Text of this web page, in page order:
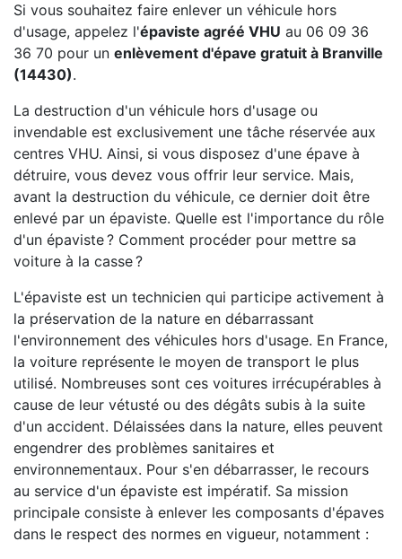
Si vous souhaitez faire enlever un véhicule hors
d'usage, appelez l'épaviste agréé VHU au 06 09 36
36 70 pour un enlèvement d'épave gratuit à Branville
(14430).
La destruction d'un véhicule hors d'usage ou
invendable est exclusivement une tâche réservée aux
centres VHU. Ainsi, si vous disposez d'une épave à
détruire, vous devez vous offrir leur service. Mais,
avant la destruction du véhicule, ce dernier doit être
enlevé par un épaviste. Quelle est l'importance du rôle
d'un épaviste ? Comment procéder pour mettre sa
voiture à la casse ?
L'épaviste est un technicien qui participe activement à
la préservation de la nature en débarrassant
l'environnement des véhicules hors d'usage. En France,
la voiture représente le moyen de transport le plus
utilisé. Nombreuses sont ces voitures irrécupérables à
cause de leur vétusté ou des dégâts subis à la suite
d'un accident. Délaissées dans la nature, elles peuvent
engendrer des problèmes sanitaires et
environnementaux. Pour s'en débarrasser, le recours
au service d'un épaviste est impératif. Sa mission
principale consiste à enlever les composants d'épaves
dans le respect des normes en vigueur, notamment :